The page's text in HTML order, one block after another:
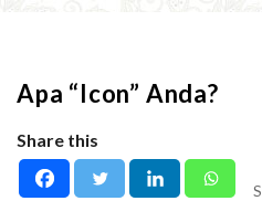
Apa “Icon” Anda?
Share this